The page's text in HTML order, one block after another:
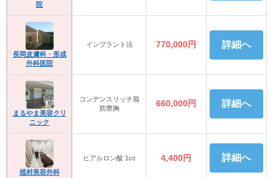
院
長岡皮膚科・形成
外科医院
インプラント法 770,000円 詳細へ
まるやま美容クリ
ニック
コンデンスリッチ脂
肪豊胸
660,000円 詳細へ
植村美容外科
ヒアルロン酸 1cc 4,400円 詳細へ